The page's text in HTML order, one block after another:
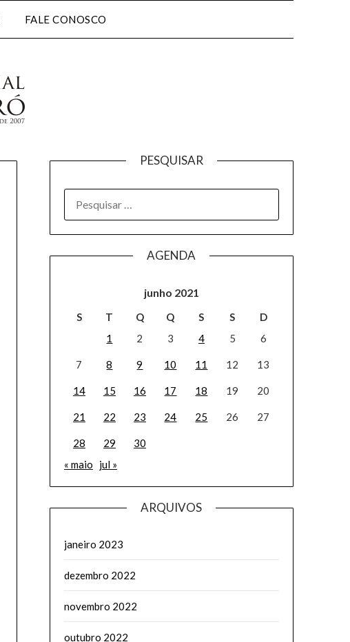
FALE CONOSCO
PESQUISAR
AGENDA
junho 2021
S T Q Q S S
D
1
2 3 4 5 6
7 8 9 10 11 12 13
14 15 16 17 18 19 20
21 22 23 24 25 26 27
28 29
30
« maio
jul »
ARQUIVOS
janeiro 2023
dezembro 2022
novembro 2022
outubro 2022